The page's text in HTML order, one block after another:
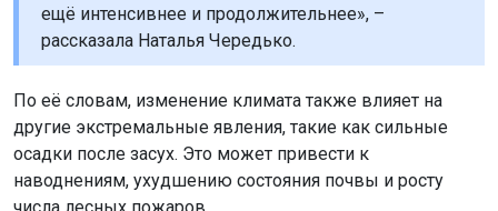
ещё интенсивнее и продолжительнее», –
рассказала Наталья Чередько.
По её словам, изменение климата также влияет на
другие экстремальные явления, такие как сильные
осадки после засух. Это может привести к
наводнениям, ухудшению состояния почвы и росту